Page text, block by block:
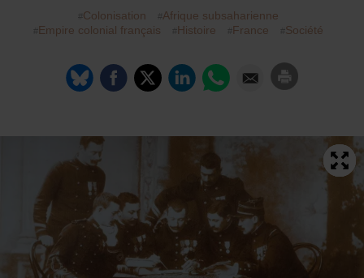
Colonisation
Afrique subsaharienne
Empire colonial français
Histoire France Société